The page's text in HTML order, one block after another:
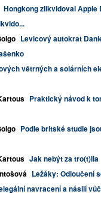
Hongkong zlikvidoval Apple
Levicový autokrat
větrných a solárních
Praktický návod k
Podle britské studie
Jak nebýt za tro(t)lla
Ležáky: Odloučení
navracení a násilí